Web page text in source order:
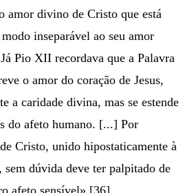
amor divino de Cristo que está
inseparável ao seu amor
Pio XII recordava que a Palavra
o amor do coração de Jesus,
a caridade divina, mas se estende
do afeto humano. [...] Por
Cristo, unido hipostaticamente à
sem dúvida deve ter palpitado de